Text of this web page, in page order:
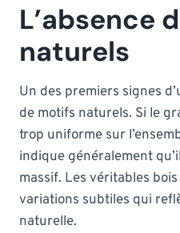
L’absence
naturels
Un des premiers signes
de motifs naturels. Si le
trop uniforme sur
indique généralement
massif. Les véritables
variations subtiles qui
naturelle.